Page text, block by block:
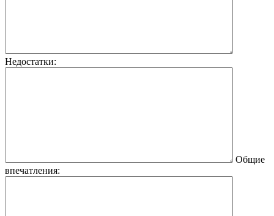
Недостатки:
Общие
впечатления: